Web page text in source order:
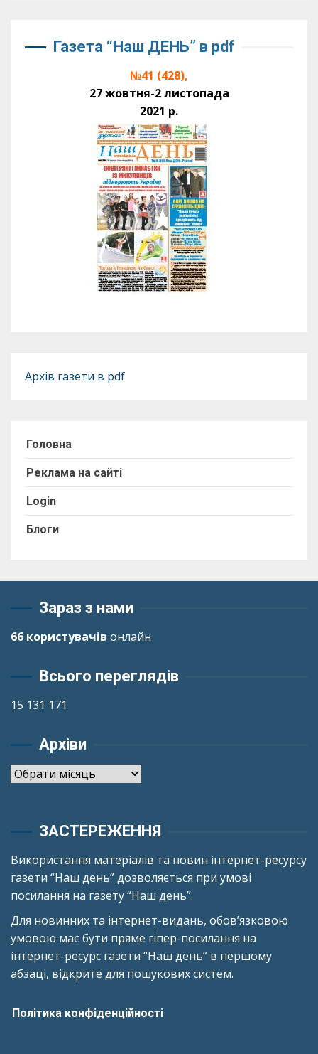
Газета “Наш ДЕНЬ” в pdf
№41 (428),
27 жовтня-2 листопада
2021 р.
Архів газети в pdf
Головна
Реклама на сайті
Login
Блоги
Зараз з нами
66 користувачів онлайн
Всього переглядів
15 131 171
Архіви
Архіви
ЗАСТЕРЕЖЕННЯ
Використання матеріалів та новин інтернет-ресурсу
газети “Наш день” дозволяється при умові
посилання на газету “Наш день”.
Для новинних та інтернет-видань, обов’язковою
умовою має бути пряме гіпер-посилання на
інтернет-ресурс газети “Наш день” в першому
абзаці, відкрите для пошукових систем.
Політика конфіденційності